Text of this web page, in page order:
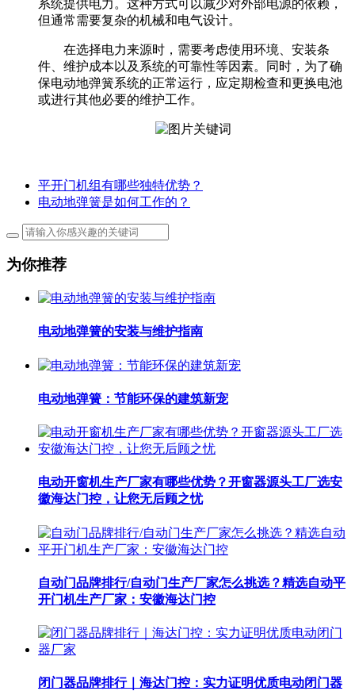
系统提供电力。这种方式可以减少对外部电源的依赖，
但通常需要复杂的机械和电气设计。
在选择电力来源时，需要考虑使用环境、安装条
件、维护成本以及系统的可靠性等因素。同时，为了确
保电动地弹簧系统的正常运行，应定期检查和更换电池
或进行其他必要的维护工作。
平开门机组有哪些独特优势？
电动地弹簧是如何工作的？
为你推荐
电动地弹簧的安装与维护指南
电动地弹簧：节能环保的建筑新宠
电动开窗机生产厂家有哪些优势？开窗器源头工厂选安
徽海达门控，让您无后顾之忧
自动门品牌排行/自动门生产厂家怎么挑选？精选自动平
开门机生产厂家：安徽海达门控
闭门器品牌排行｜海达门控：实力证明优质电动闭门器